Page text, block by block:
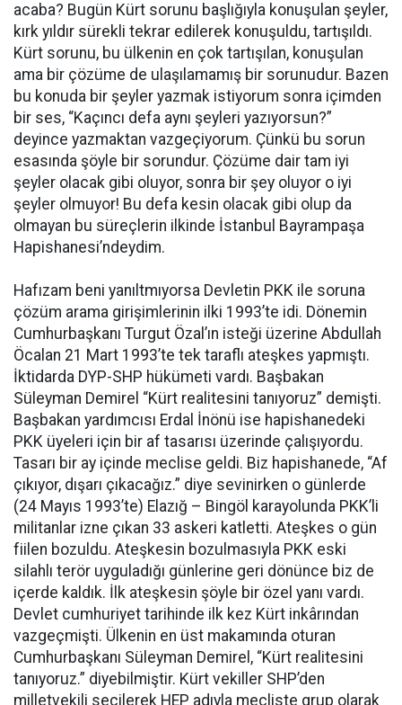
acaba? Bugün Kürt sorunu başlığıyla konuşulan şeyler,
kırk yıldır sürekli tekrar edilerek konuşuldu, tartışıldı.
Kürt sorunu, bu ülkenin en çok tartışılan, konuşulan
ama bir çözüme de ulaşılamamış bir sorunudur. Bazen
bu konuda bir şeyler yazmak istiyorum sonra içimden
bir ses, “Kaçıncı defa aynı şeyleri yazıyorsun?”
deyince yazmaktan vazgeçiyorum. Çünkü bu sorun
esasında şöyle bir sorundur. Çözüme dair tam iyi
şeyler olacak gibi oluyor, sonra bir şey oluyor o iyi
şeyler olmuyor! Bu defa kesin olacak gibi olup da
olmayan bu süreçlerin ilkinde İstanbul Bayrampaşa
Hapishanesi’ndeydim.
Hafızam beni yanıltmıyorsa Devletin PKK ile soruna
çözüm arama girişimlerinin ilki 1993’te idi. Dönemin
Cumhurbaşkanı Turgut Özal’ın isteği üzerine Abdullah
Öcalan 21 Mart 1993’te tek taraflı ateşkes yapmıştı.
İktidarda DYP-SHP hükümeti vardı. Başbakan
Süleyman Demirel “Kürt realitesini tanıyoruz” demişti.
Başbakan yardımcısı Erdal İnönü ise hapishanedeki
PKK üyeleri için bir af tasarısı üzerinde çalışıyordu.
Tasarı bir ay içinde meclise geldi. Biz hapishanede, “Af
çıkıyor, dışarı çıkacağız.” diye sevinirken o günlerde
(24 Mayıs 1993’te) Elazığ – Bingöl karayolunda PKK’li
militanlar izne çıkan 33 askeri katletti. Ateşkes o gün
fiilen bozuldu. Ateşkesin bozulmasıyla PKK eski
silahlı terör uyguladığı günlerine geri dönünce biz de
içerde kaldık. İlk ateşkesin şöyle bir özel yanı vardı.
Devlet cumhuriyet tarihinde ilk kez Kürt inkârından
vazgeçmişti. Ülkenin en üst makamında oturan
Cumhurbaşkanı Süleyman Demirel, “Kürt realitesini
tanıyoruz.” diyebilmiştir. Kürt vekiller SHP’den
milletvekili seçilerek HEP adıyla mecliste grup olarak